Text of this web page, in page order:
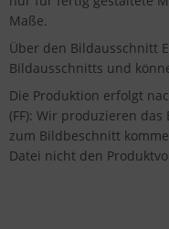
Maße.
Über den Bildausschnitt
Bildausschnitts und
Die Produktion erfolgt
(FF): Wir produzieren
zum Bildbeschnitt
Datei nicht den